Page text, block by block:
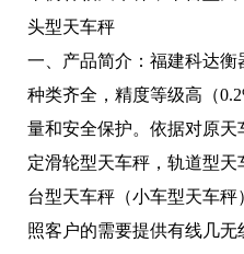
头型天车秤
一、产品简介：福建科达
种类齐全，精度等级高（
量和安全保护。依据对原
定滑轮型天车秤，轨道型
台型天车秤（小车型天车
照客户的需要提供有线几